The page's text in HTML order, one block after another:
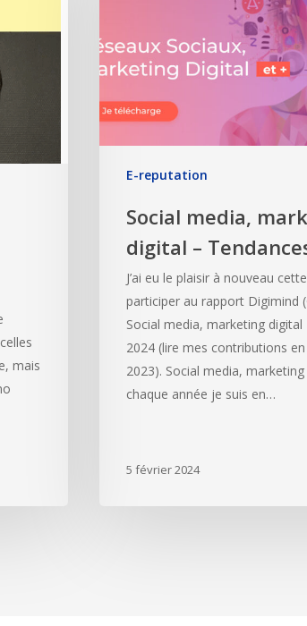
mais
E-reputation
Social media,
digital –
J’ai eu le plaisir à nouveau
participer au rapport Digimind
Social media, marketing digital
2024 (lire mes contributions
2023). Social media,
chaque année je suis en…
5 février 2024